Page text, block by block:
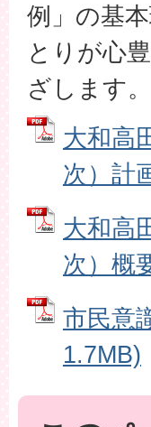
例」の基
とりが心
ざします。
大和高
次）計
大和高
次）概
市民意
1.7MB)